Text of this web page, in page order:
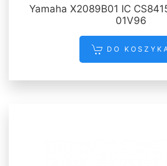
Yamaha X2089B01 IC
01V96
DO